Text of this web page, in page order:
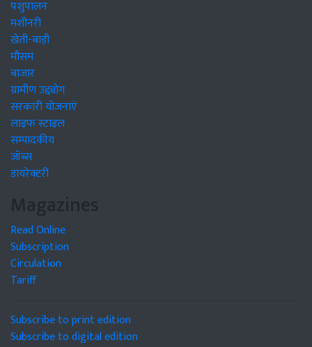
पशुपालन
मशीनरी
खेती-बाड़ी
मौसम
बाजार
ग्रामीण उद्द्योग
सरकारी योजनाएं
लाइफ स्टाइल
सम्पादकीय
जॉब्स
डायरेक्टरी
Magazines
Read Online
Subscription
Circulation
Tariff
Subscribe to print edition
Subscribe to digital edition